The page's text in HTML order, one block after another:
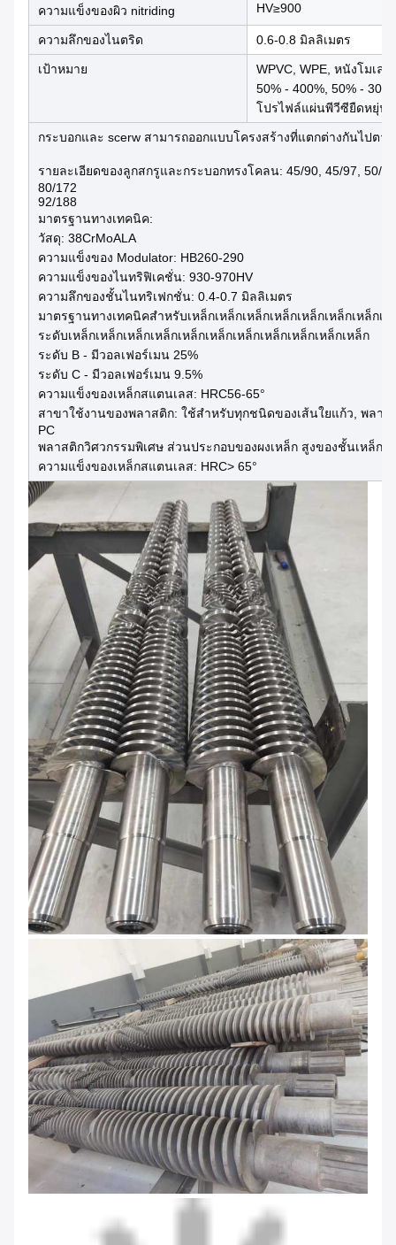
ความแข็งของผิว nitriding HV≥900
ความลึกของไนตริด 0.6-0.8 มิลลิเมตร
เป้าหมาย
WPVC, WPE, หนังโมเล
50% - 400%, 50% -
โปรไฟล์แผ่นพีวีซียืดหยุ่น
กระบอกและ scerw สามารถออกแบบโครงสร้างที่แตกต่างกันไปต
รายละเอียดของลูกสกรูและกระบอกทรงโคลน: 45/90, 45/97, 50/
80/172
92/188
มาตรฐานทางเทคนิค:
วัสดุ: 38CrMoALA
ความแข็งของ Modulator: HB260-290
ความแข็งของไนทริฟิเคชั่น: 930-970HV
ความลึกของชั้นไนทริเฟกชั่น: 0.4-0.7 มิลลิเมตร
มาตรฐานทางเทคนิคสําหรับเหล็กเหล็กเหล็กเหล็กเหล็กเหล็กเหล็กเห
ระดับเหล็กเหล็กเหล็กเหล็กเหล็กเหล็กเหล็กเหล็กเหล็กเหล็กเหล็ก
ระดับ B - มีวอลเฟอร์เมน 25%
ระดับ C - มีวอลเฟอร์เมน 9.5%
ความแข็งของเหล็กสแตนเลส: HRC56-65°
สาขาใช้งานของพลาสติก: ใช้สําหรับทุกชนิดของเส้นใยแก้ว, พลาส
PC
พลาสติกวิศวกรรมพิเศษ ส่วนประกอบของผงเหล็ก สูงของชั้นเหล็กเ
ความแข็งของเหล็กสแตนเลส: HRC> 65°